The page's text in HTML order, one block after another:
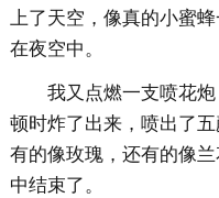
上了天空，像真的小蜜
在夜空中。
我又点燃一支喷花
顿时炸了出来，喷出了五
有的像玫瑰，还有的像
中结束了。